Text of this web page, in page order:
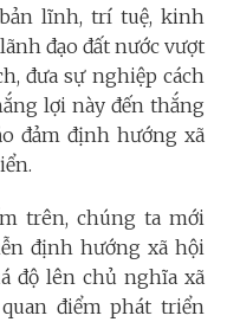
lĩnh, trí tuệ, kinh
đạo đất nước vượt
đưa sự nghiệp cách
lợi này đến thắng
đảm định hướng xã
trên, chúng ta mới
định hướng xã hội
độ lên chủ nghĩa xã
điểm phát triển